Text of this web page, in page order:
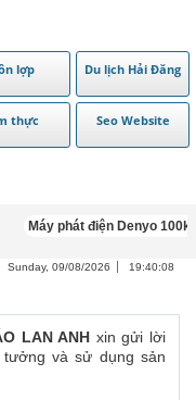
lợp Du lịch Hải Đăng
thực Seo Website
Máy phát điện Denyo 100kva
Sunday, 09/08/2026 19:40:08
LAN ANH xin gửi lời
và sử dụng sản